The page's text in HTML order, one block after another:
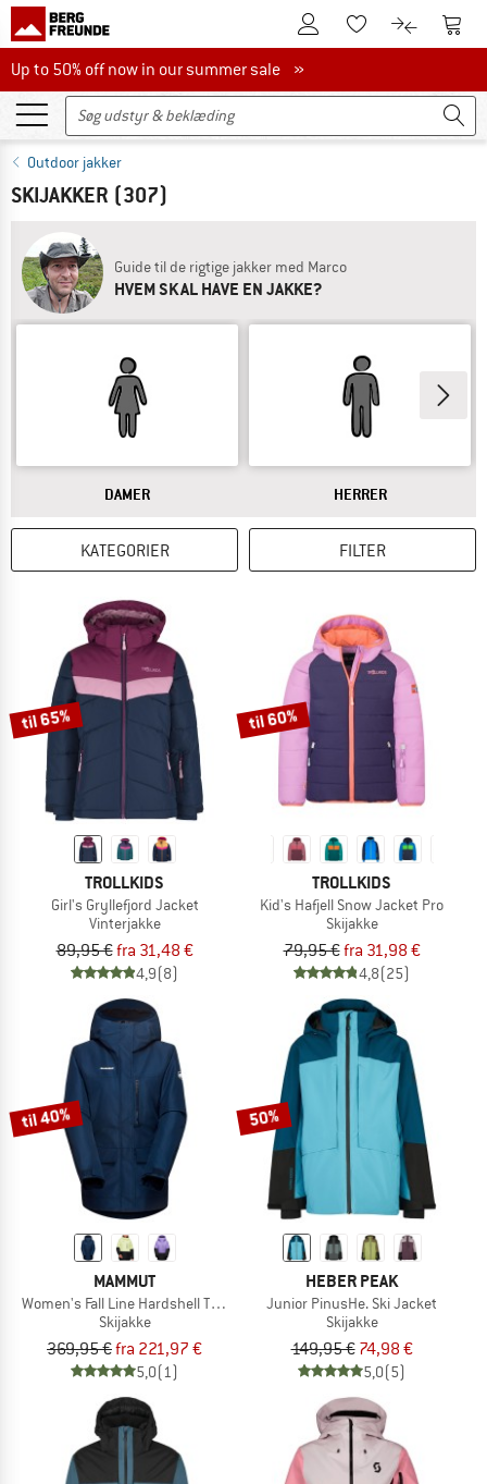
Til kundekontoenTil huskesedlen.
Til Til
Up to 50% off now in our summer sale
Up to 50% off now in our summer sale »
Outdoor jakker
SKIJAKKER (307)
Guide til de rigtige jakker med Marco
HVEM SKAL HAVE EN JAKKE?
SVARET
DAMER SVARET
HERRER
KATEGORIER FILTER
til 65%
TROLLKIDS
Girl's Gryllefjord Jacket
Vinterjakke
89,95 €fra 31,48 €
4,9(8)
til 60%
TROLLKIDS
Kid's Hafjell Snow Jacket Pro
Skijakke
79,95 €fra 31,98 €
4,8(25)
til 40%
MAMMUT
Women's Fall Line Hardshell Thermo Hooded Jacket
Skijakke
369,95 €fra 221,97 €
5,0(1)
50%
HEBER PEAK
Junior PinusHe. Ski Jacket
Skijakke
149,95 € 74,98 €
5,0(5)